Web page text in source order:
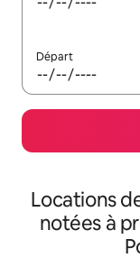
Départ
Locations
notées à